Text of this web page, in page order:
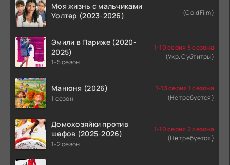
Моя жизнь с мальчиками
Уолтер (2023-2026)
(ColdFilm)
Эмили в Париже (2020-
2025)
1-5 сезон
1-10 серия 5 сезона
(Укр. Субтитры)
Манюня (2026)
1 сезон
1-13 серия 1 сезона
(Не требуется)
Домохозяйки против
шефов (2025-2026)
1-2 сезон
1-10 серия 2 сезона
(Не требуется)